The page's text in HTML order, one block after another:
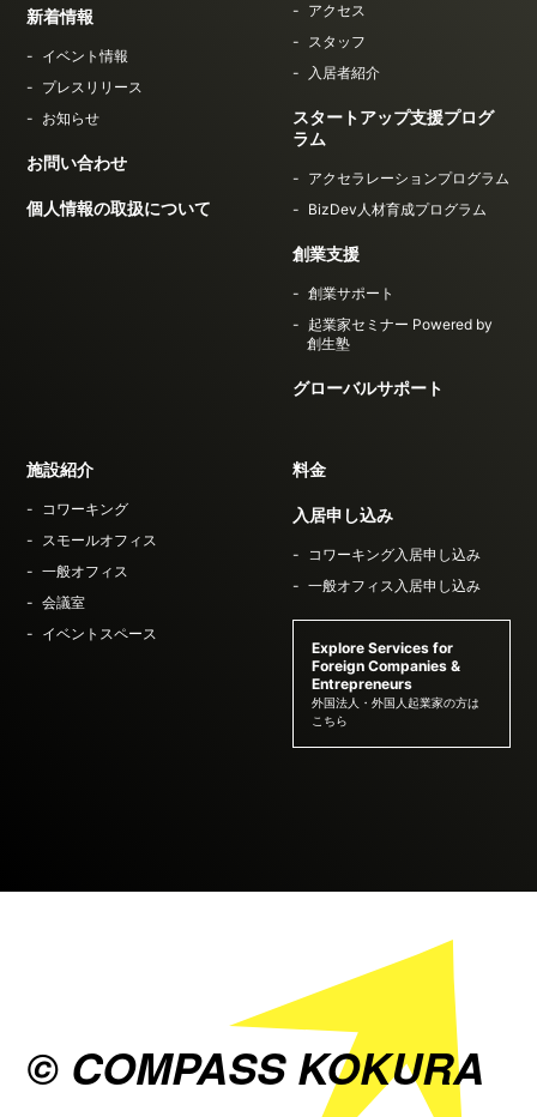
新着情報
イベント情報
プレスリリース
お知らせ
お問い合わせ
個人情報の取扱について
アクセス
スタッフ
入居者紹介
スタートアップ支援プログ
ラム
アクセラレーションプログラム
BizDev人材育成プログラム
創業支援
創業サポート
起業家セミナー Powered by
創生塾
グローバルサポート
施設紹介
コワーキング
スモールオフィス
一般オフィス
会議室
イベントスペース
料金
入居申し込み
コワーキング入居申し込み
一般オフィス入居申し込み
Explore Services for
Foreign Companies &
Entrepreneurs
外国法人・外国人起業家の方は
こちら
© COMPASS KOKURA